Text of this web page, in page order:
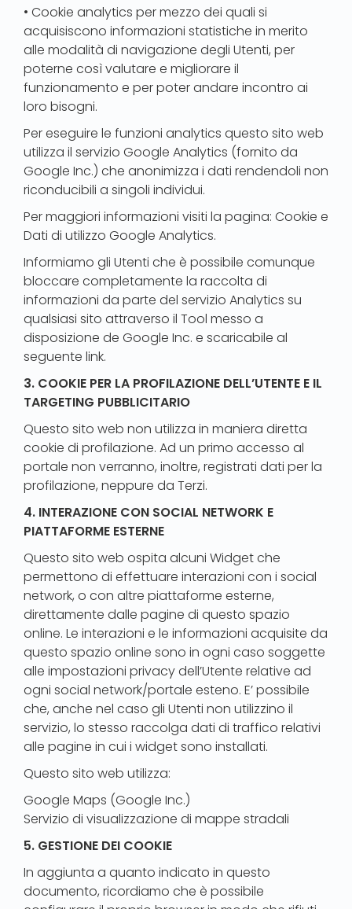
• Cookie analytics per mezzo dei quali si
acquisiscono informazioni statistiche in merito
alle modalità di navigazione degli Utenti, per
poterne così valutare e migliorare il
funzionamento e per poter andare incontro ai
loro bisogni.
Per eseguire le funzioni analytics questo sito web
utilizza il servizio Google Analytics (fornito da
Google Inc.) che anonimizza i dati rendendoli non
riconducibili a singoli individui.
Per maggiori informazioni visiti la pagina: Cookie e
Dati di utilizzo Google Analytics.
Informiamo gli Utenti che è possibile comunque
bloccare completamente la raccolta di
informazioni da parte del servizio Analytics su
qualsiasi sito attraverso il Tool messo a
disposizione de Google Inc. e scaricabile al
seguente link.
3. COOKIE PER LA PROFILAZIONE DELL’UTENTE E IL
TARGETING PUBBLICITARIO
Questo sito web non utilizza in maniera diretta
cookie di profilazione. Ad un primo accesso al
portale non verranno, inoltre, registrati dati per la
profilazione, neppure da Terzi.
4. INTERAZIONE CON SOCIAL NETWORK E
PIATTAFORME ESTERNE
Questo sito web ospita alcuni Widget che
permettono di effettuare interazioni con i social
network, o con altre piattaforme esterne,
direttamente dalle pagine di questo spazio
online. Le interazioni e le informazioni acquisite da
questo spazio online sono in ogni caso soggette
alle impostazioni privacy dell’Utente relative ad
ogni social network/portale esteno. E’ possibile
che, anche nel caso gli Utenti non utilizzino il
servizio, lo stesso raccolga dati di traffico relativi
alle pagine in cui i widget sono installati.
Questo sito web utilizza:
Google Maps (Google Inc.)
Servizio di visualizzazione di mappe stradali
5. GESTIONE DEI COOKIE
In aggiunta a quanto indicato in questo
documento, ricordiamo che è possibile